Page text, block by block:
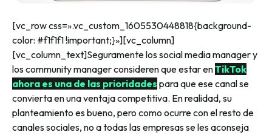
[vc_row css=».vc_custom_1605530448818{background-
color: #f1f1f1 !important;}»][vc_column]
[vc_column_text]Seguramente los social media manager y
los community manager consideren que estar enTikTok
ahora es una de las prioridades para que ese canal se
convierta en una ventaja competitiva. En realidad, su
planteamiento es bueno, pero como ocurre con el resto de
canales sociales, no a todas las empresas se les aconseja